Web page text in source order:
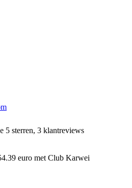
5 sterren, 3 klantreviews
euro met Club Karwei